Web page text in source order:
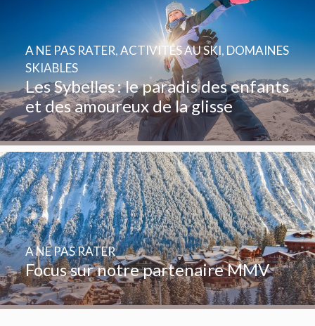
Les Sybelles : le paradis des enfants
et des amoureux de la glisse
A NE PAS RATER,ACTIVITÉS AU SKI, DOMAINES
SKIABLES
Focus sur notre partenaire MMV
A NE PAS RATER